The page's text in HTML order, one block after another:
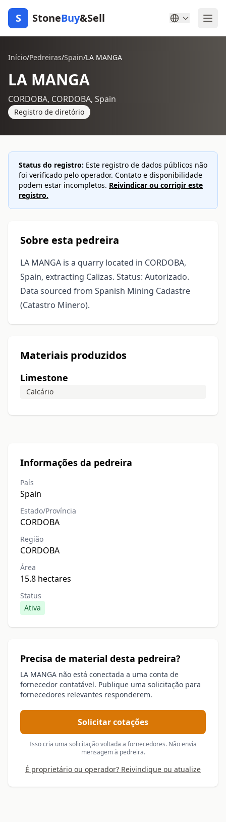
S StoneBuy&Sell
Início/Pedreiras/Spain/LA MANGA
LA MANGA
CORDOBA, CORDOBA, Spain
Registro de diretório
Status do registro: Este registro de dados públicos não
foi verificado pelo operador. Contato e disponibilidade
podem estar incompletos. Reivindicar ou corrigir este
registro.
Sobre esta pedreira
LA MANGA is a quarry located in CORDOBA,
Spain, extracting Calizas. Status: Autorizado.
Data sourced from Spanish Mining Cadastre
(Catastro Minero).
Materiais produzidos
Limestone
Calcário
Informações da pedreira
País
Spain
Estado/Província
CORDOBA
Região
CORDOBA
Área
15.8 hectares
Status
Ativa
Precisa de material desta pedreira?
LA MANGA não está conectada a uma conta de
fornecedor contatável. Publique uma solicitação para
fornecedores relevantes responderem.
Solicitar cotações
Isso cria uma solicitação voltada a fornecedores. Não envia
mensagem à pedreira.
É proprietário ou operador? Reivindique ou atualize